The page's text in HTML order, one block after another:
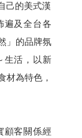
己的美式漢
遍及全台各
」的品牌氛
生活，以新
材為特色，
顧客關係經